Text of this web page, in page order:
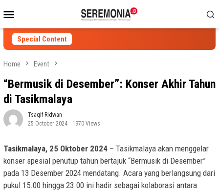
to
contentMenu
Special Content
Home Event
“Bermusik di Desember”: Konser Akhir Tahun
di Tasikmalaya
Tsaqif Ridwan
25 October 2024
1970 Views
Tasikmalaya, 25 Oktober 2024 – Tasikmalaya akan menggelar
konser spesial penutup tahun bertajuk “Bermusik di Desember”
pada 13 Desember 2024 mendatang. Acara yang berlangsung dari
pukul 15.00 hingga 23.00 ini hadir sebagai kolaborasi antara